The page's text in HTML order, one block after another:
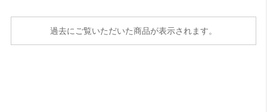
過去にご覧いただいた商品が表示されます。